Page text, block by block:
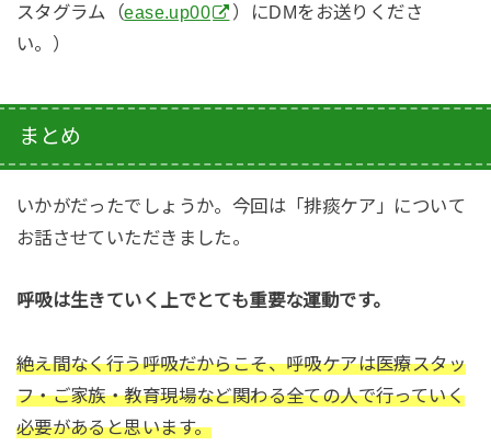
スタグラム（ease.up00
）にDMをお送りくださ
い。）
まとめ
いかがだったでしょうか。 今回は「排痰ケア」について
お話させていただきました。
呼吸は生きていく上でとても重要な運動です。
絶え間なく行う呼吸だからこそ、呼吸ケアは医療スタッ
フ・ご家族・教育現場など関わる全ての人で行っていく
必要があると思います。